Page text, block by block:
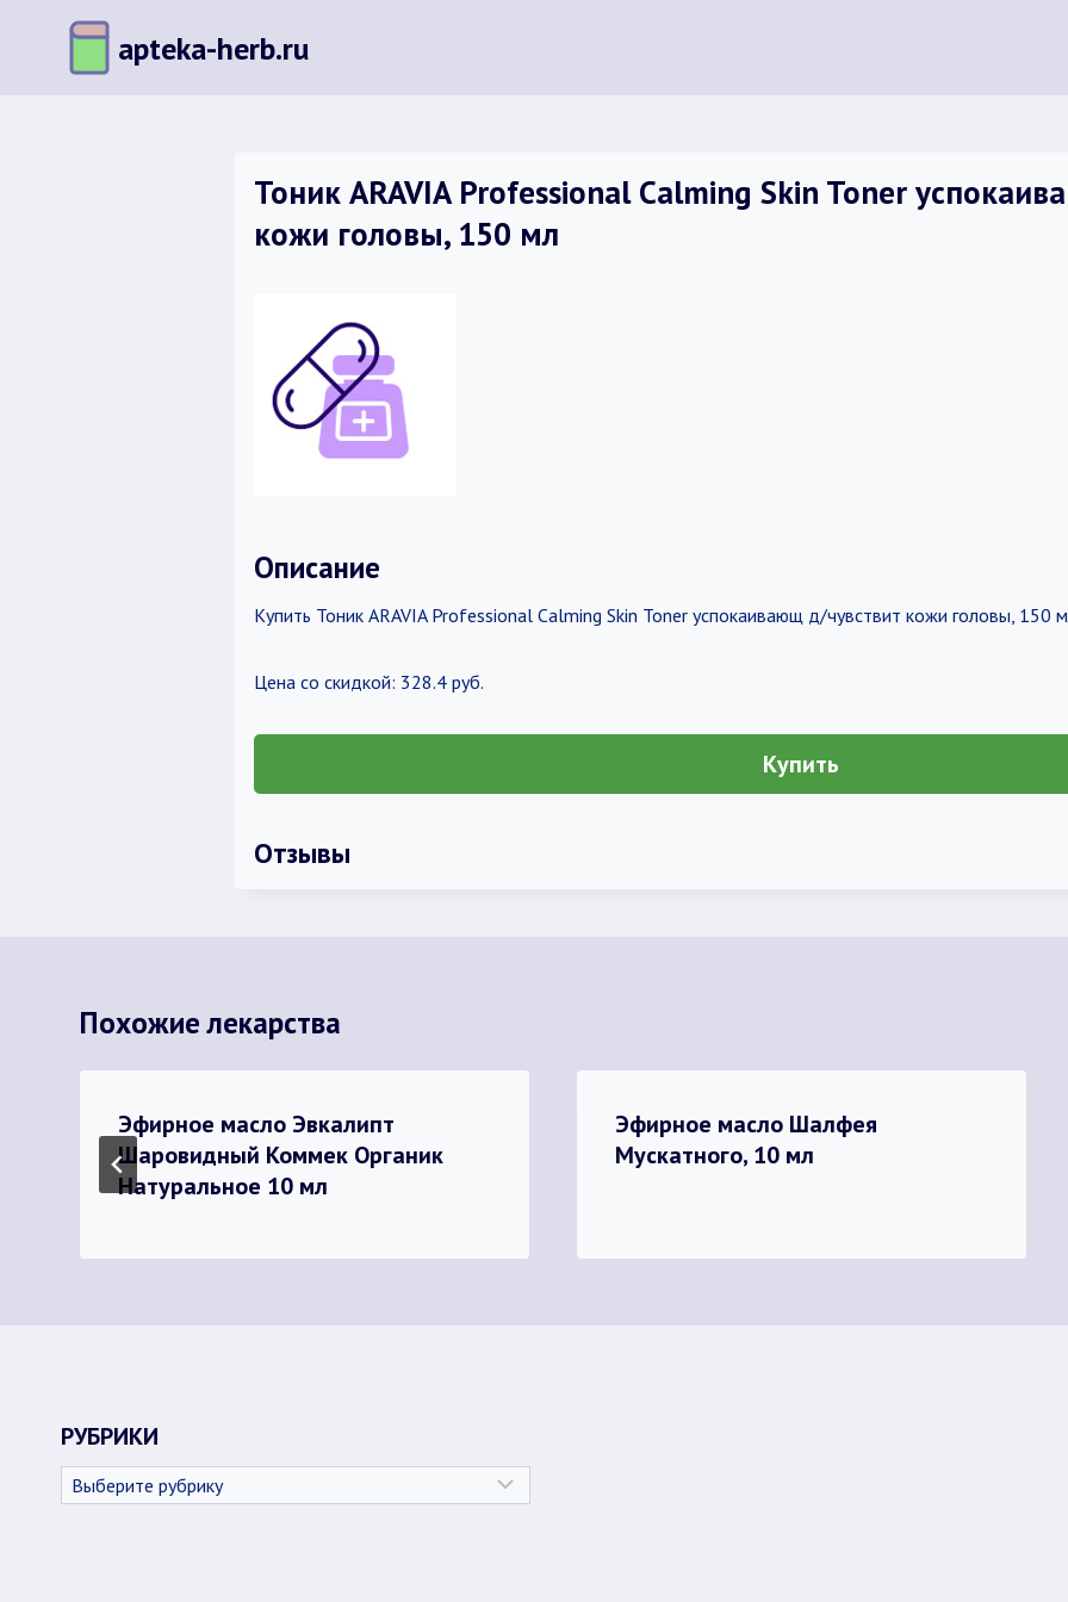
содержимому
apteka-herb.ru
Тоник ARAVIA Professional Calming Skin Toner
кожи головы, 150 мл
Описание
Купить Тоник ARAVIA Professional Calming Skin Toner успокаивающ д/чувствит кожи головы, 150
Цена со скидкой: 328.4 руб.
Купить
Отзывы
Похожие лекарства
Эфирное масло Эвкалипт
Шаровидный Коммек Органик
Натуральное 10 мл
Эфирное масло Шалфея
Мускатного, 10 мл
РУБРИКИ
Рубрики